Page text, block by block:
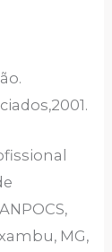
MG,